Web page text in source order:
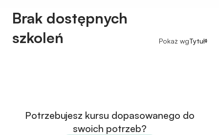
Brak dostępnych
szkoleń
Pokaż wgTytuł
Potrzebujesz kursu dopasowanego do
swoich potrzeb?